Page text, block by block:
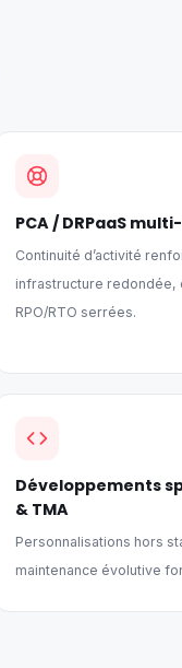
PCA / DRPaaS
Continuité d’activité
infrastructure redondée,
RPO/RTO serrées.
Développements
& TMA
Personnalisations hors
maintenance évolutive